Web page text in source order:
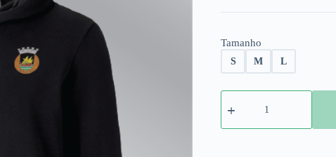
Tamanho
S M L
Black
Hoodie
22-